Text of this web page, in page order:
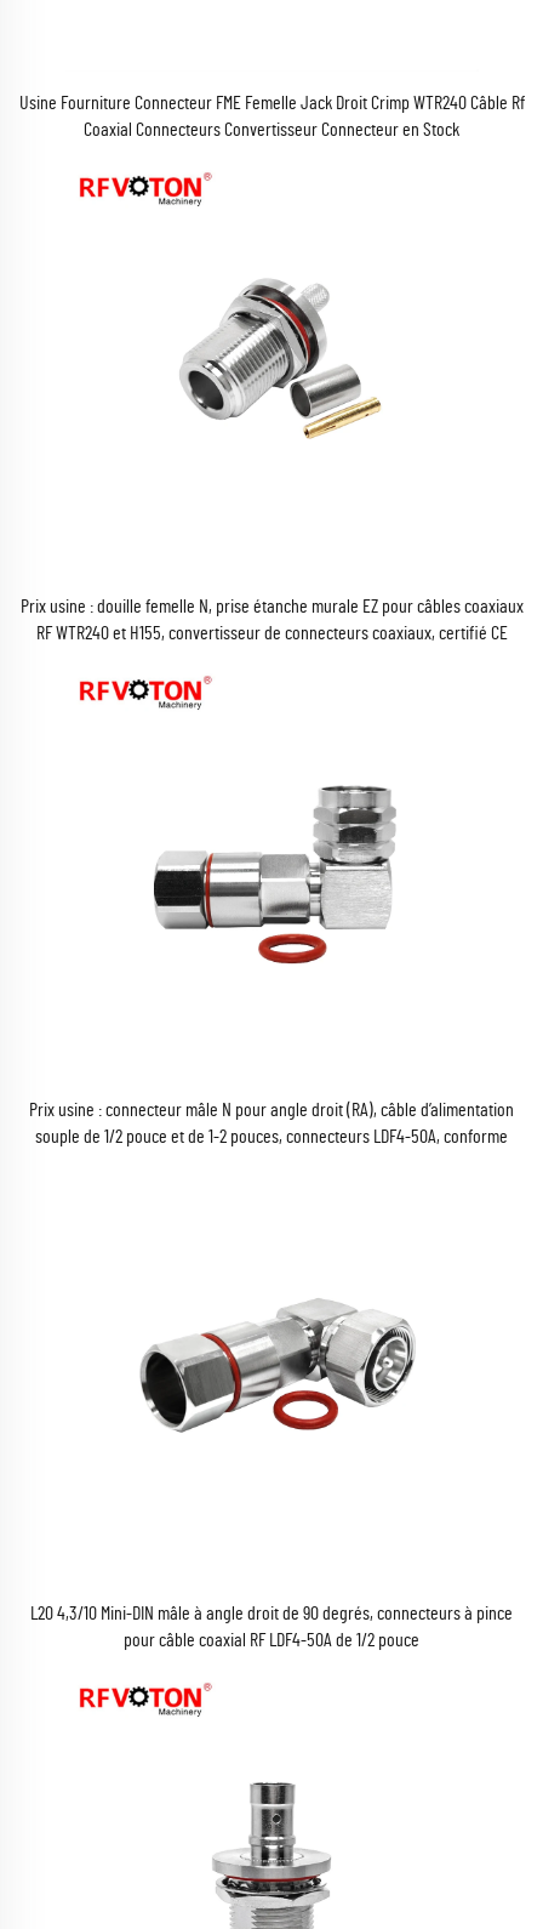
Usine Fourniture Connecteur FME Femelle Jack Droit Crimp WTR240 Câble Rf
Coaxial Connecteurs Convertisseur Connecteur en Stock
Prix usine : douille femelle N, prise étanche murale EZ pour câbles coaxiaux
RF WTR240 et H155, convertisseur de connecteurs coaxiaux, certifié CE
Prix usine : connecteur mâle N pour angle droit (RA), câble d’alimentation
souple de 1/2 pouce et de 1-2 pouces, connecteurs LDF4-50A, conforme
L20 4,3/10 Mini-DIN mâle à angle droit de 90 degrés, connecteurs à pince
pour câble coaxial RF LDF4-50A de 1/2 pouce